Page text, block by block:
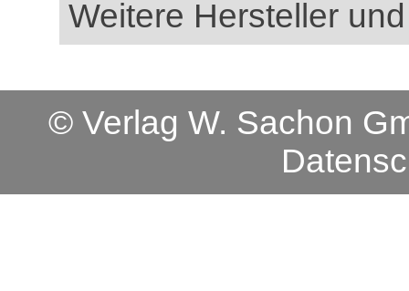
Weitere Hersteller
© Verlag W. Sachon